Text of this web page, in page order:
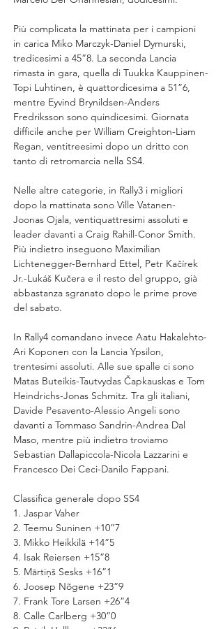
Più complicata la mattinata per i campioni
in carica Miko Marczyk-Daniel Dymurski,
tredicesimi a 45”8. La seconda Lancia
rimasta in gara, quella di Tuukka Kauppinen-
Topi Luhtinen, è quattordicesima a 51”6,
mentre Eyvind Brynildsen-Anders
Fredriksson sono quindicesimi. Giornata
difficile anche per William Creighton-Liam
Regan, ventitreesimi dopo un dritto con
tanto di retromarcia nella SS4.
Nelle altre categorie, in Rally3 i migliori
dopo la mattinata sono Ville Vatanen-
Joonas Ojala, ventiquattresimi assoluti e
leader davanti a Craig Rahill-Conor Smith.
Più indietro inseguono Maximilian
Lichtenegger-Bernhard Ettel, Petr Kačírek
Jr.-Lukáš Kučera e il resto del gruppo, già
abbastanza sgranato dopo le prime prove
del sabato.
In Rally4 comandano invece Aatu Hakalehto-
Ari Koponen con la Lancia Ypsilon,
trentesimi assoluti. Alle sue spalle ci sono
Matas Buteikis-Tautvydas Čapkauskas e Tom
Heindrichs-Jonas Schmitz. Tra gli italiani,
Davide Pesavento-Alessio Angeli sono
davanti a Tommaso Sandrin-Andrea Dal
Maso, mentre più indietro troviamo
Sebastian Dallapiccola-Nicola Lazzarini e
Francesco Dei Ceci-Danilo Fappani.
Classifica generale dopo SS4
1. Jaspar Vaher
2. Teemu Suninen +10”7
3. Mikko Heikkilä +14”5
4. Isak Reiersen +15”8
5. Mārtiņš Sesks +16”1
6. Joosep Nõgene +23”9
7. Frank Tore Larsen +26”4
8. Calle Carlberg +30”0